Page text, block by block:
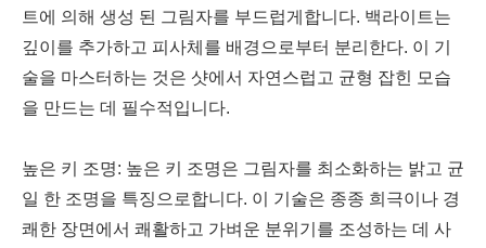
트에 의해 생성 된 그림자를 부드럽게합니다. 백라이트는
깊이를 추가하고 피사체를 배경으로부터 분리한다. 이 기
술을 마스터하는 것은 샷에서 자연스럽고 균형 잡힌 모습
을 만드는 데 필수적입니다.
높은 키 조명: 높은 키 조명은 그림자를 최소화하는 밝고 균
일 한 조명을 특징으로합니다. 이 기술은 종종 희극이나 경
쾌한 장면에서 쾌활하고 가벼운 분위기를 조성하는 데 사